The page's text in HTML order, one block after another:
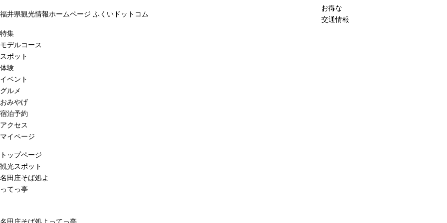
福井県観光情報ホームページ ふくいドットコム
お得な
交通情報
特集
モデルコース
スポット
体験
イベント
グルメ
おみやげ
宿泊予約
アクセス
マイページ
トップページ
観光スポット
名田庄そば処よ
ってっ亭